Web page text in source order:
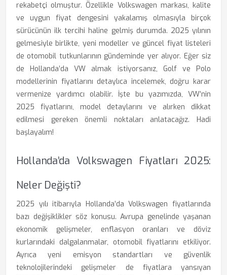
rekabetçi olmuştur. Özellikle Volkswagen markası, kalite
ve uygun fiyat dengesini yakalamış olmasıyla birçok
sürücünün ilk tercihi haline gelmiş durumda. 2025 yılının
gelmesiyle birlikte, yeni modeller ve güncel fiyat listeleri
de otomobil tutkunlarının gündeminde yer alıyor. Eğer siz
de Hollanda’da VW almak istiyorsanız, Golf ve Polo
modellerinin fiyatlarını detaylıca incelemek, doğru karar
vermenize yardımcı olabilir. İşte bu yazımızda, VW’nin
2025 fiyatlarını, model detaylarını ve alırken dikkat
edilmesi gereken önemli noktaları anlatacağız. Hadi
başlayalım!
Hollanda’da Volkswagen Fiyatları 2025:
Neler Değişti?
2025 yılı itibarıyla Hollanda’da Volkswagen fiyatlarında
bazı değişiklikler söz konusu. Avrupa genelinde yaşanan
ekonomik gelişmeler, enflasyon oranları ve döviz
kurlarındaki dalgalanmalar, otomobil fiyatlarını etkiliyor.
Ayrıca yeni emisyon standartları ve güvenlik
teknolojilerindeki gelişmeler de fiyatlara yansıyan